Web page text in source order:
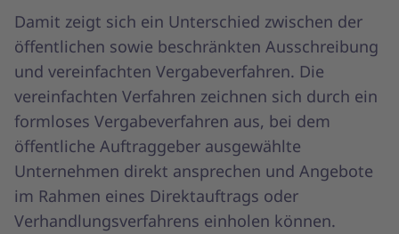
Damit zeigt sich ein Unterschied zwischen der
öffentlichen sowie beschränkten Ausschreibung
und vereinfachten Vergabeverfahren. Die
vereinfachten Verfahren zeichnen sich durch ein
formloses Vergabeverfahren aus, bei dem
öffentliche Auftraggeber ausgewählte
Unternehmen direkt ansprechen und Angebote
im Rahmen eines Direktauftrags oder
Verhandlungsverfahrens einholen können.